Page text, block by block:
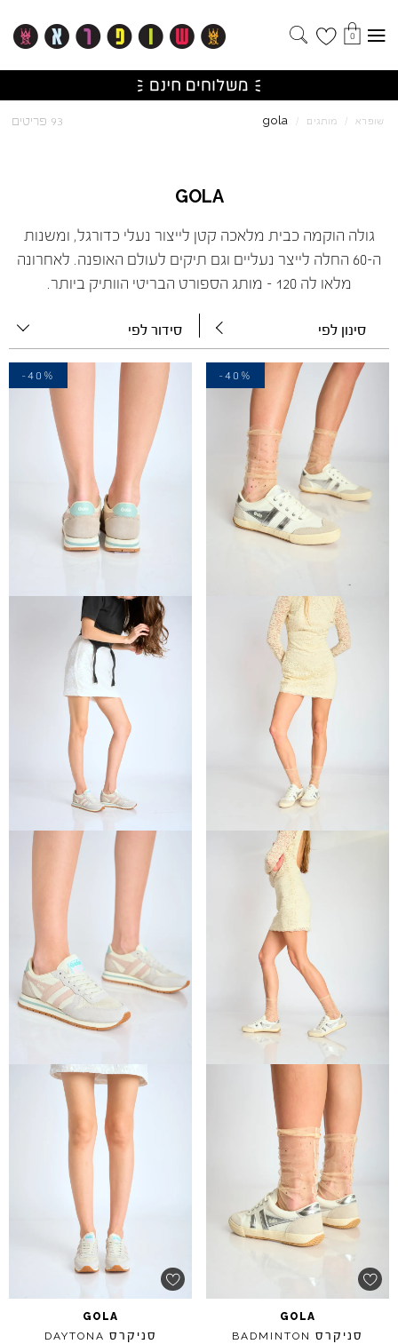
0
שופרא / מותגים /
gola
GOLA
גולה הוקמה כבית מלאכה קטן לייצור נעלי כדורגל, ומשנות
ה-60 החלה לייצר נעליים וגם תיקים לעולם האופנה. לאחרונה
מלאו לה 120 – מותג הספורט הבריטי הוותיק ביותר.
סינון לפי
93 פריטים
סידור לפי
-40%
GOLA
סניקרס BADMINTON
-40%
GOLA
סניקרס DAYTONA